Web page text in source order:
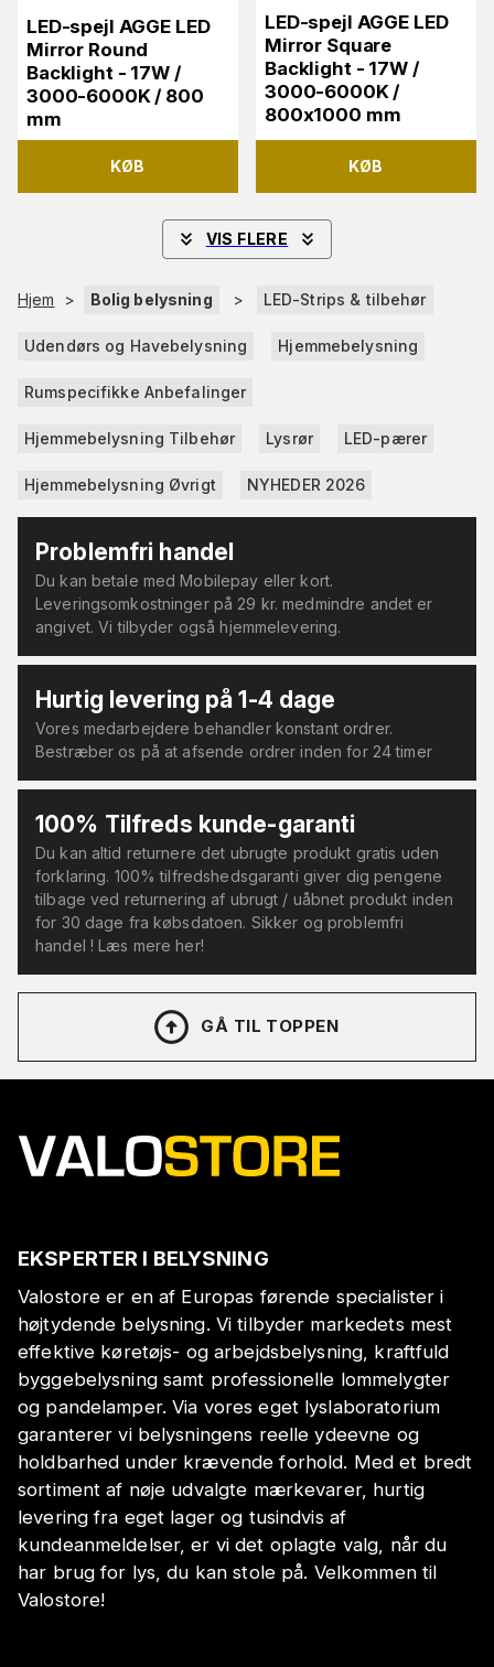
LED-spejl AGGE LED
Mirror Round
Backlight - 17W /
3000-6000K / 800
mm
KØB
LED-spejl AGGE LED
Mirror Square
Backlight - 17W /
3000-6000K /
800x1000 mm
KØB
VIS FLERE
Hjem > Bolig belysning > LED-Strips & tilbehør
Udendørs og Havebelysning Hjemmebelysning
Rumspecifikke Anbefalinger
Hjemmebelysning Tilbehør Lysrør LED-pærer
Hjemmebelysning Øvrigt NYHEDER 2026
Problemfri handel
Du kan betale med Mobilepay eller kort.
Leveringsomkostninger på 29 kr. medmindre andet er
angivet. Vi tilbyder også hjemmelevering.
Hurtig levering på 1-4 dage
Vores medarbejdere behandler konstant ordrer.
Bestræber os på at afsende ordrer inden for 24 timer
100% Tilfreds kunde-garanti
Du kan altid returnere det ubrugte produkt gratis uden
forklaring. 100% tilfredshedsgaranti giver dig pengene
tilbage ved returnering af ubrugt / uåbnet produkt inden
for 30 dage fra købsdatoen. Sikker og problemfri
handel ! Læs mere her!
GÅ TIL TOPPEN
EKSPERTER I BELYSNING
Valostore er en af Europas førende specialister i
højtydende belysning. Vi tilbyder markedets mest
effektive køretøjs- og arbejdsbelysning, kraftfuld
byggebelysning samt professionelle lommelygter
og pandelamper. Via vores eget lyslaboratorium
garanterer vi belysningens reelle ydeevne og
holdbarhed under krævende forhold. Med et bredt
sortiment af nøje udvalgte mærkevarer, hurtig
levering fra eget lager og tusindvis af
kundeanmeldelser, er vi det oplagte valg, når du
har brug for lys, du kan stole på. Velkommen til
Valostore!